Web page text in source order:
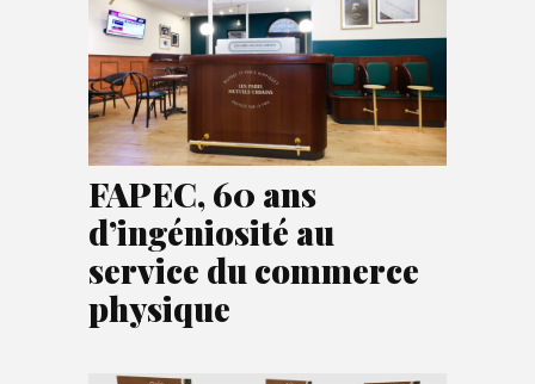
FAPEC, 60 ans
d’ingéniosité au
service du commerce
physique